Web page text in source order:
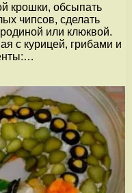
крошки, обсыпать
чипсов, сделать
или клюквой.
с курицей, грибами и